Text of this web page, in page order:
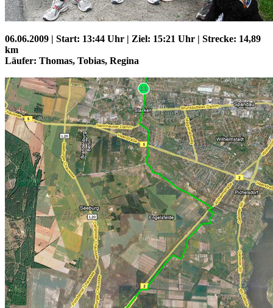
06.06.2009 | Start: 13:44 Uhr | Ziel: 15:21 Uhr | Strecke: 14,89
km
Läufer: Thomas, Tobias, Regina